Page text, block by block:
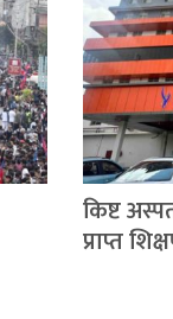
किष्ट
प्राप्त